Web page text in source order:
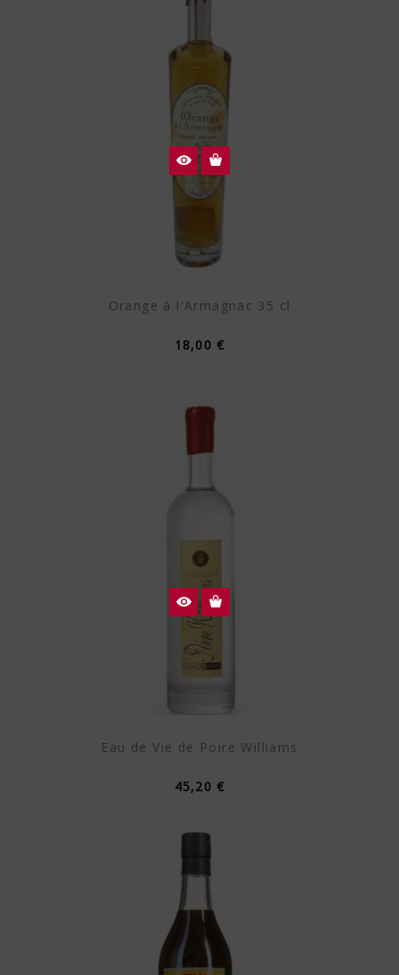
Orange à l'Armagnac 35 cl
18,00 €
Eau de Vie de Poire Williams
45,20 €